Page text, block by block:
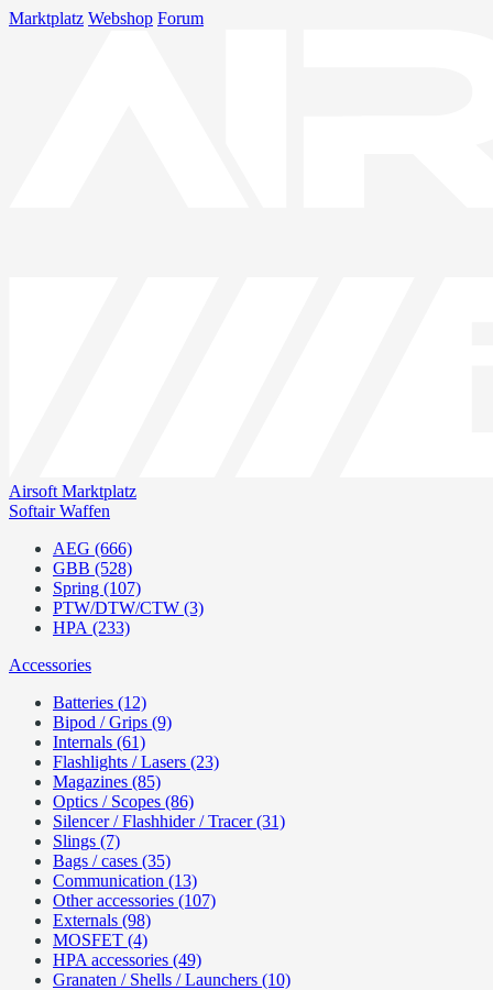
Marktplatz Webshop Forum
Airsoft Marktplatz
Softair Waffen
AEG (666)
GBB (528)
Spring (107)
PTW/DTW/CTW (3)
HPA (233)
Accessories
Batteries (12)
Bipod / Grips (9)
Internals (61)
Flashlights / Lasers (23)
Magazines (85)
Optics / Scopes (86)
Silencer / Flashhider / Tracer (31)
Slings (7)
Bags / cases (35)
Communication (13)
Other accessories (107)
Externals (98)
MOSFET (4)
HPA accessories (49)
Granaten / Shells / Launchers (10)